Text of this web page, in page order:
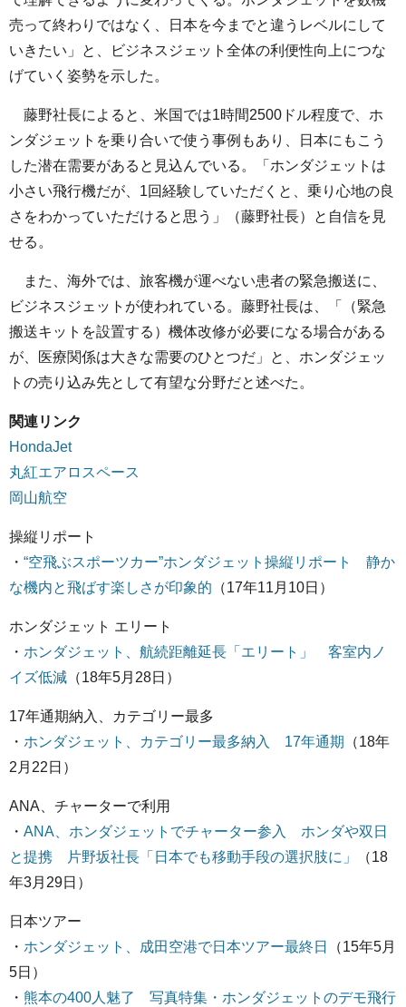
売って終わりではなく、日本を今までと違うレベルにして
いきたい」と、ビジネスジェット全体の利便性向上につな
げていく姿勢を示した。
藤野社長によると、米国では1時間2500ドル程度で、ホ
ンダジェットを乗り合いで使う事例もあり、日本にもこう
した潜在需要があると見込んでいる。「ホンダジェットは
小さい飛行機だが、1回経験していただくと、乗り心地の良
さをわかっていただけると思う」（藤野社長）と自信を見
せる。
また、海外では、旅客機が運べない患者の緊急搬送に、
ビジネスジェットが使われている。藤野社長は、「（緊急
搬送キットを設置する）機体改修が必要になる場合がある
が、医療関係は大きな需要のひとつだ」と、ホンダジェッ
トの売り込み先として有望な分野だと述べた。
関連リンク
HondaJet
丸紅エアロスペース
岡山航空
操縦リポート
・ “空飛ぶスポーツカー”ホンダジェット操縦リポート 静か
な機内と飛ばす楽しさが印象的 （17年11月10日）
ホンダジェット エリート
・ ホンダジェット、航続距離延長「エリート」 客室内ノ
イズ低減 （18年5月28日）
17年通期納入、カテゴリー最多
・ ホンダジェット、カテゴリー最多納入 17年通期
（18年
2月22日）
ANA、チャーターで利用
・ ANA、ホンダジェットでチャーター参入 ホンダや双日
と提携 片野坂社長「日本でも移動手段の選択肢に」
（18
年3月29日）
日本ツアー
・ ホンダジェット、成田空港で日本ツアー最終日
（15年5月
5日）
・ 熊本の400人魅了 写真特集・ホンダジェットのデモ飛行